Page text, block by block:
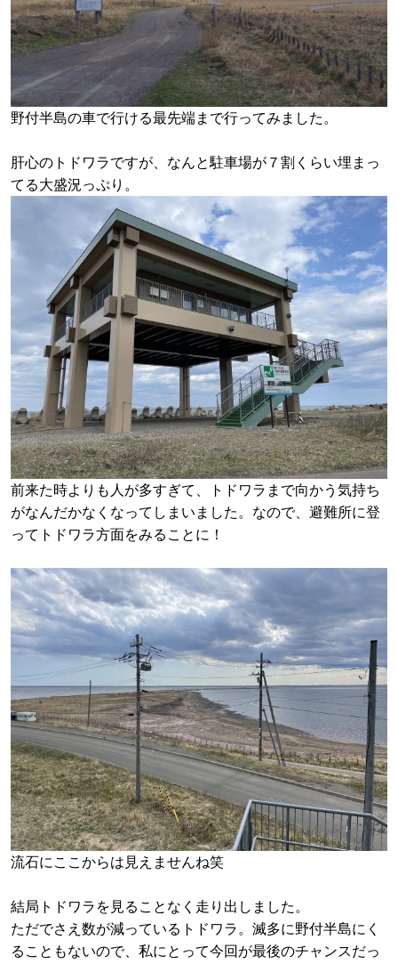
野付半島の車で行ける最先端まで行ってみました。
肝心のトドワラですが、なんと駐車場が７割くらい埋まっ
てる大盛況っぷり。
前来た時よりも人が多すぎて、トドワラまで向かう気持ち
がなんだかなくなってしまいました。なので、避難所に登
ってトドワラ方面をみることに！
流石にここからは見えませんね笑
結局トドワラを見ることなく走り出しました。
ただでさえ数が減っているトドワラ。滅多に野付半島にく
ることもないので、私にとって今回が最後のチャンスだっ